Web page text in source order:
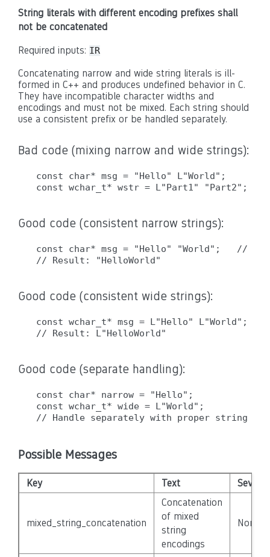
String literals with different encoding prefixes shall
not be concatenated
Required inputs: IR
Concatenating narrow and wide string literals is ill-
formed in C++ and produces undefined behavior in C.
They have incompatible character widths and
encodings and must not be mixed. Each string should
use a consistent prefix or be handled separately.
Bad code (mixing narrow and wide strings):
const char* msg = "Hello" L"World";      //
Good code (consistent narrow strings):
const char* msg = "Hello" "World";   // OK:
Good code (consistent wide strings):
const wchar_t* msg = L"Hello" L"World";  //
Good code (separate handling):
const char* narrow = "Hello";
const wchar_t* wide = L"World";
Possible Messages
Key Text
mixed_string_concatenation
Concatenation
of mixed
string
encodings
None